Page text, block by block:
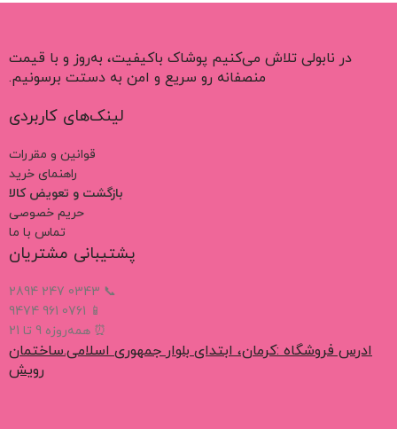
در نابولی تلاش می‌کنیم پوشاک باکیفیت، به‌روز و با قیمت
منصفانه رو سریع و امن به دستت برسونیم.
لینک‌های کاربردی
قوانین و مقررات
راهنمای خرید
بازگشت و تعویض کالا
حریم خصوصی
تماس با ما
پشتیبانی مشتریان
📞 0343 247 2894
📱 0761 961 9474
⏰ همه‌روزه 9 تا 21
ادرس فروشگاه :کرمان، ابتدای بلوار جمهوری اسلامی.ساختمان
رویش